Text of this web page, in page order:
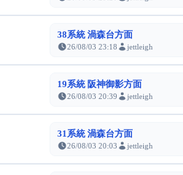
38系統 渦森台方面
26/08/03 23:18 jettleigh
19系統 阪神御影方面
26/08/03 20:39 jettleigh
31系統 渦森台方面
26/08/03 20:03 jettleigh